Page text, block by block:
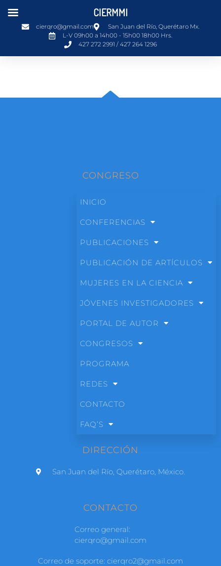
cierqro@gmail.com
San Juan del Río, Querétaro Mx.
L-V 09h00 a 14h00 - 15h00 18h00 Hrs.
427 272 2991 / 427 264 1296
CONGRESO
INICIO
CONFERENCIAS
PUBLICACIONES
PUBLICACIÓN DE ARTÍCULOS
MUJERES EN LA CIENCIA
JÓVENES INVESTIGADORES
PORTAL DE AUTOR
CONGRESOS
PROGRAMA
REDES
CONTACTO
FAQ’S
DIRECCIÓN
San Juan del Río, Querétaro, México.
CONTACTO
Correo general:
cierqro@gmail.com
Correo de soporte: cierqro2@gmail.com
CIERMMI